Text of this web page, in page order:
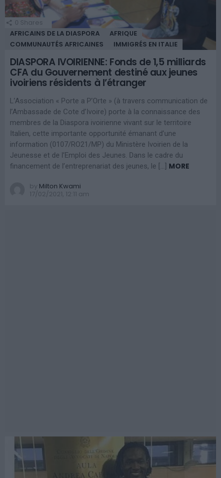
0 Shares
AFRICAINS DE LA DIASPORA
AFRIQUE
COMMUNAUTÉS AFRICAINES
IMMIGRÉS EN ITALIE
DIASPORA IVOIRIENNE: Fonds de 1,5 milliards
CFA du Gouvernement destiné aux jeunes
ivoiriens résidents à l’étranger
L’Association « Porte a P’Orte » (à travers communication de
l’Ambassade de Cote d’Ivoire) porte à la connaissance des
membres de la Diaspora ivoirienne vivant sur le territoire
Italien, cette importante opportunité émanant d’une
information (0107/RO21/MP) du Ministère Ivoirien de la
Jeunesse et de l’Emploi des Jeunes. Dans le cadre du
financement de l’entreprenariat des jeunes, le […] MORE
by Milton Kwami
17/02/2021, 12:11 am